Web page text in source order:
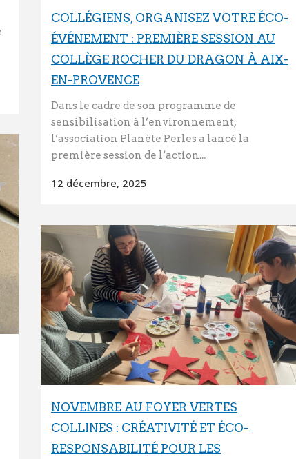
COLLÉGIENS, ORGANISEZ VOTRE ÉCO-
ÉVÉNEMENT : PREMIÈRE SESSION AU
COLLÈGE ROCHER DU DRAGON À AIX-
EN-PROVENCE
Dans le cadre de son programme de
sensibilisation à l’environnement,
l’association Planète Perles a lancé la
première session de l’action...
12 décembre, 2025
NOVEMBRE AU FOYER VERTES
COLLINES : CRÉATIVITÉ ET ÉCO-
RESPONSABILITÉ POUR LES